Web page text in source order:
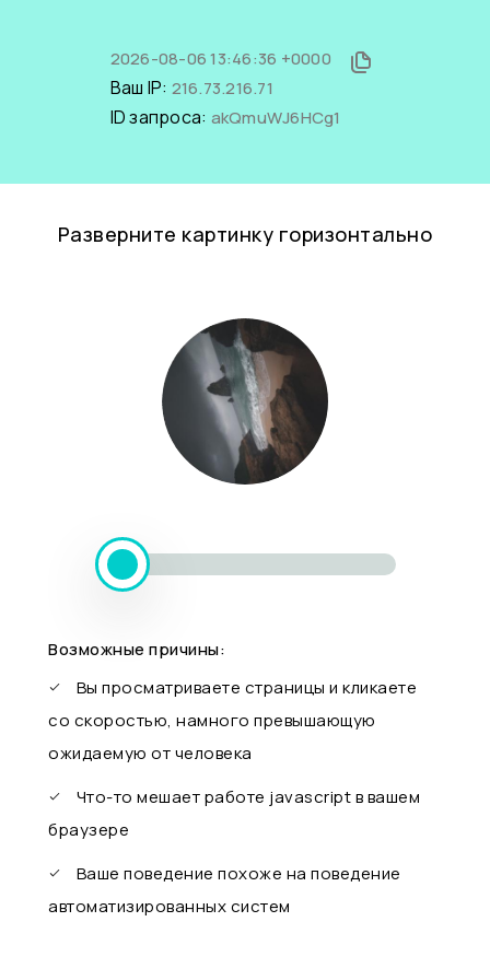
2026-08-06 13:46:36 +0000
Ваш IP: 216.73.216.71
ID запроса: akQmuWJ6HCg1
Разверните картинку горизонтально
Возможные причины:
Вы просматриваете страницы и кликаете
со скоростью, намного превышающую
ожидаемую от человека
Что-то мешает работе javascript в вашем
браузере
Ваше поведение похоже на поведение
автоматизированных систем